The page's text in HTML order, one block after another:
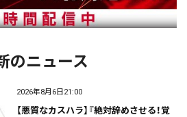
新のニュース
2026年8月6日21:00
【悪質なカスハラ】『絶対辞めさせる！覚